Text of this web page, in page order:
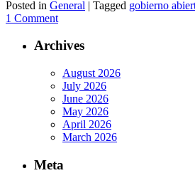
Posted in General | Tagged gobierno
1 Comment
Archives
August 2026
July 2026
June 2026
May 2026
April 2026
March 2026
Meta